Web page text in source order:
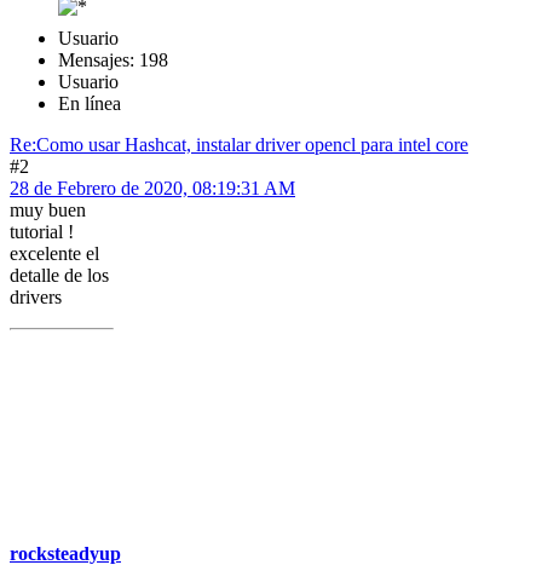
Usuario
Mensajes: 198
Usuario
En línea
Re:Como usar Hashcat, instalar driver opencl para intel core
#2
28 de Febrero de 2020, 08:19:31 AM
muy buen
tutorial !
excelente el
detalle de los
drivers
rocksteadyup